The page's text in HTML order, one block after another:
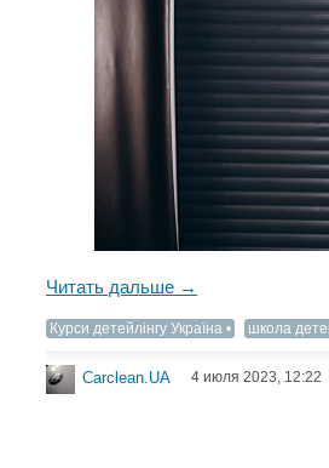
Читать дальше →
Курси детейлінгу Україна школа
Carclean.UA 4 июля 2023, 12:22